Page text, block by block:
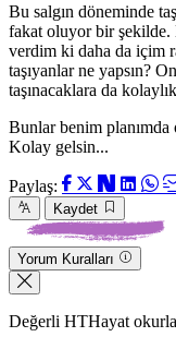
Bu salgın döneminde
fakat oluyor bir şekilde.
verdim ki daha da içim
taşıyanlar ne yapsın?
taşınacaklara da
Bunlar benim planımda
Kolay gelsin...
Paylaş:
Kaydet
Yorum Kuralları
Değerli HTHayat